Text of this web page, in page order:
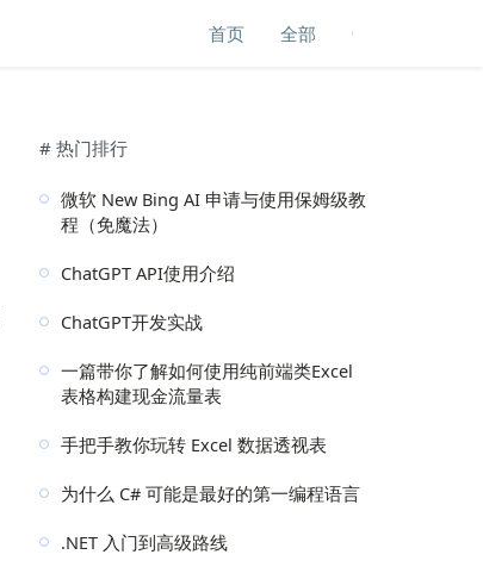
首页 全部
# 热门排行
微软 New Bing AI 申请与使用保姆级教
程（免魔法）
ChatGPT API使用介绍
ChatGPT开发实战
一篇带你了解如何使用纯前端类Excel
表格构建现金流量表
手把手教你玩转 Excel 数据透视表
为什么 C# 可能是最好的第一编程语言
.NET 入门到高级路线